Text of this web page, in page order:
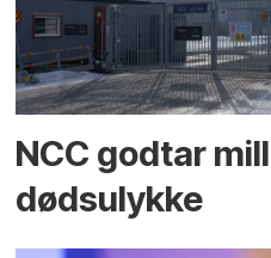
NCC godtar
dødsulykke